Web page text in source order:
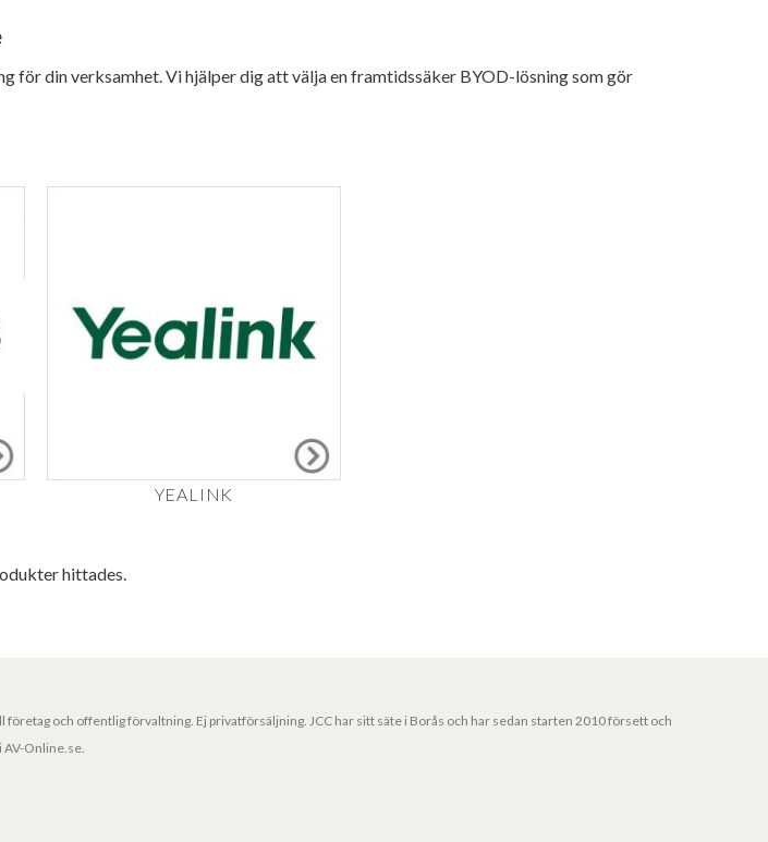
din verksamhet. Vi hjälper dig att välja en framtidssäker BYOD-lösning som gör
YEALINK
hittades.
och offentlig förvaltning. Ej privatförsäljning. JCC har sitt säte i Borås och har sedan starten 2010 försett och
Online.se.